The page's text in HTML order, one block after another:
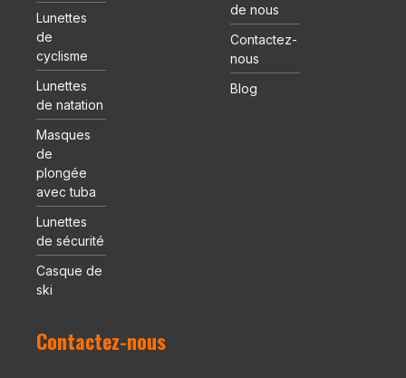
Lunettes
de
cyclisme
Lunettes
de natation
Masques
de
plongée
avec tuba
Lunettes
de sécurité
Casque de
ski
de nous
Contactez-
nous
Blog
Contactez-nous